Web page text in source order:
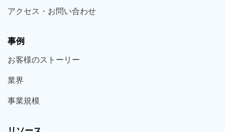
アクセス・お問い合わせ
事例
お客様のストーリー
業界
事業規模